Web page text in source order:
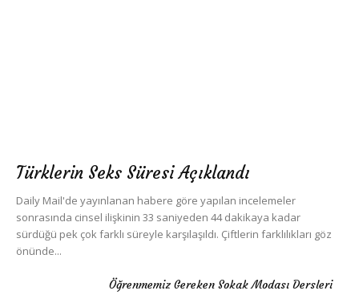
Türklerin Seks Süresi Açıklandı
Daily Mail'de yayınlanan habere göre yapılan incelemeler
sonrasında cinsel ilişkinin 33 saniyeden 44 dakikaya kadar
sürdüğü pek çok farklı süreyle karşılaşıldı. Çiftlerin farklılıkları göz
önünde...
Öğrenmemiz Gereken Sokak Modası Dersleri